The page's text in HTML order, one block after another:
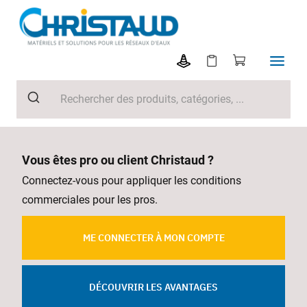
Vous êtes pro ou client Christaud ?
Connectez-vous pour appliquer les conditions
commerciales pour les pros.
ME CONNECTER À MON COMPTE
DÉCOUVRIR LES AVANTAGES